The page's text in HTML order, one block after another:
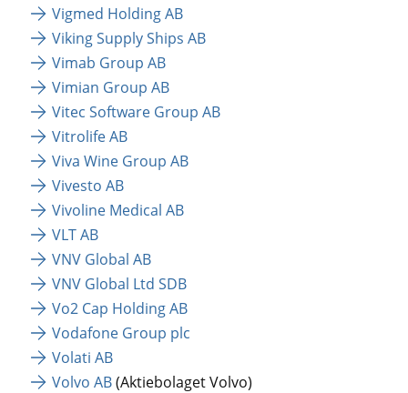
Vigmed Holding AB
Viking Supply Ships AB
Vimab Group AB
Vimian Group AB
Vitec Software Group AB
Vitrolife AB
Viva Wine Group AB
Vivesto AB
Vivoline Medical AB
VLT AB
VNV Global AB
VNV Global Ltd SDB
Vo2 Cap Holding AB
Vodafone Group plc
Volati AB
Volvo AB (Aktiebolaget Volvo)